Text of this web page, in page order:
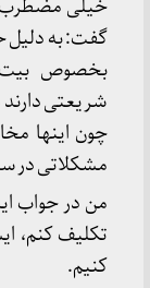
خیلی مضطرب
گفت: به دلیل
بخصوص بیت
شریعتی دارند
چون اینها
مشکلاتی در
من در جواب
تکلیف کنم،
کنیم.